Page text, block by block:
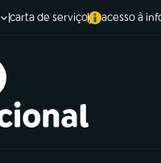
carta de serviço acesso à